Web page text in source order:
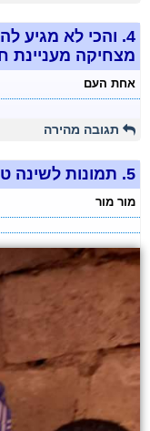
4. והכי לא מגיע
מצחיקה מעניינת
אחת העם
תגובה מהירה
5. תמונות לשינה
מור מור